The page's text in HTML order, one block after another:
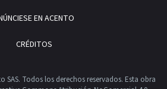
EN ACENTO
CRÉDITOS
SAS. Todos los derechos reservados. Esta obra